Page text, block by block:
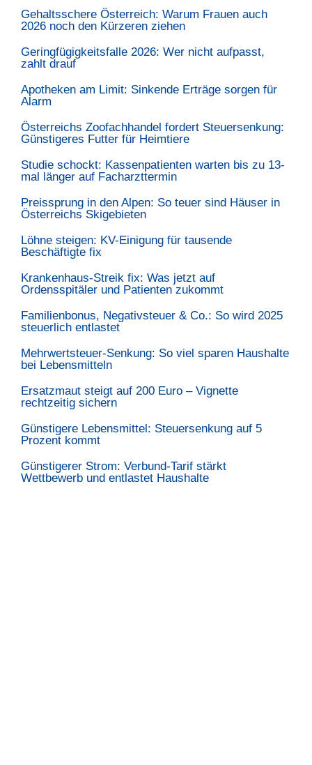
Gehaltsschere Österreich: Warum Frauen auch
2026 noch den Kürzeren ziehen
Geringfügigkeitsfalle 2026: Wer nicht aufpasst,
zahlt drauf
Apotheken am Limit: Sinkende Erträge sorgen für
Alarm
Österreichs Zoofachhandel fordert Steuersenkung:
Günstigeres Futter für Heimtiere
Studie schockt: Kassenpatienten warten bis zu 13-
mal länger auf Facharzttermin
Preissprung in den Alpen: So teuer sind Häuser in
Österreichs Skigebieten
Löhne steigen: KV-Einigung für tausende
Beschäftigte fix
Krankenhaus-Streik fix: Was jetzt auf
Ordensspitäler und Patienten zukommt
Familienbonus, Negativsteuer & Co.: So wird 2025
steuerlich entlastet
Mehrwertsteuer-Senkung: So viel sparen Haushalte
bei Lebensmitteln
Ersatzmaut steigt auf 200 Euro – Vignette
rechtzeitig sichern
Günstigere Lebensmittel: Steuersenkung auf 5
Prozent kommt
Günstigerer Strom: Verbund-Tarif stärkt
Wettbewerb und entlastet Haushalte